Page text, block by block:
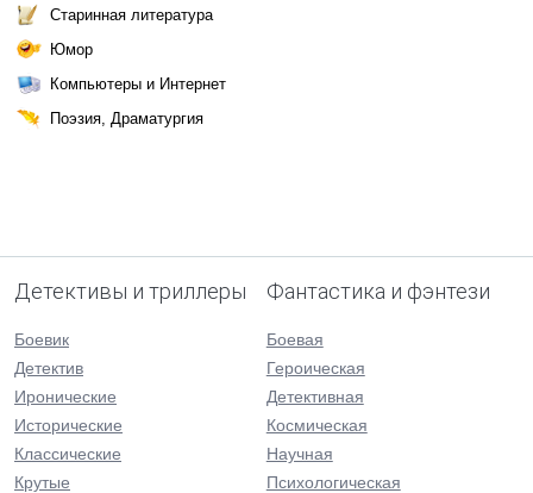
Старинная литература
Юмор
Компьютеры и Интернет
Поэзия, Драматургия
Детективы и триллеры
Боевик
Детектив
Иронические
Исторические
Классические
Крутые
Фантастика и фэнтези
Боевая
Героическая
Детективная
Космическая
Научная
Психологическая